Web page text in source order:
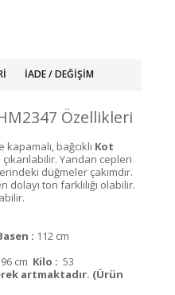
İADE / DEĞIŞIM
Özellikleri
bağcıklı Kot
Yandan cepleri
düğmeler çakımdır.
ton farklılığı olabilir.
: 112 cm
96 cm Kilo : 53
artmaktadır. (Ürün